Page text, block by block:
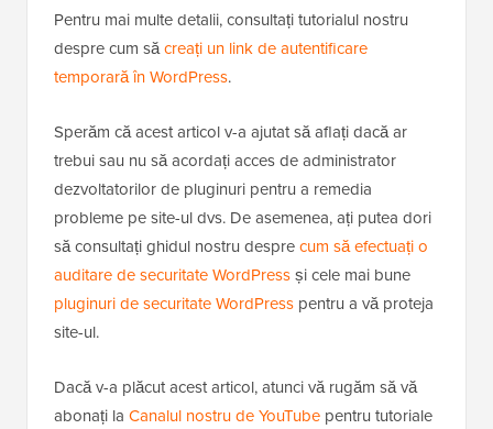
Pentru mai multe detalii, consultați tutorialul nostru
despre cum săcreați un link de autentificare
temporară în WordPress.
Sperăm că acest articol v-a ajutat să aflați dacă ar
trebui sau nu să acordați acces de administrator
dezvoltatorilor de pluginuri pentru a remedia
probleme pe site-ul dvs. De asemenea, ați putea dori
să consultați ghidul nostru desprecum să efectuați o
auditare de securitate WordPressși cele mai bune
pluginuri de securitate WordPress pentru a vă proteja
site-ul.
Dacă v-a plăcut acest articol, atunci vă rugăm să vă
abonați la Canalul nostru de YouTube pentru tutoriale